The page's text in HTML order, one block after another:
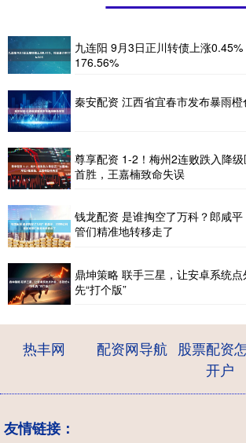
九连阳 9月3日正川转债上涨
176.56%
秦安配资 江西省宜春市发布暴雨
尊享配资 1-2！梅州2连败跌入降
首胜，王嘉楠致命失误
钱龙配资 是谁掏空了万科？郎咸
管们精准地转移走了
鼎坤策略 联手三星，让安卓系统
先“打个版”
热丰网 配资网导航
股票配资
开户
友情链接：